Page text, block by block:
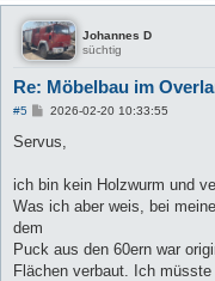
Johannes D
süchtig
Re: Möbelbau im
#5
B
i
a
2026-02-20 10:33:55
Servus,
ich bin kein Holzwurm und
Was ich aber weis, bei
dem
Puck aus den 60ern war
Flächen verbaut. Ich